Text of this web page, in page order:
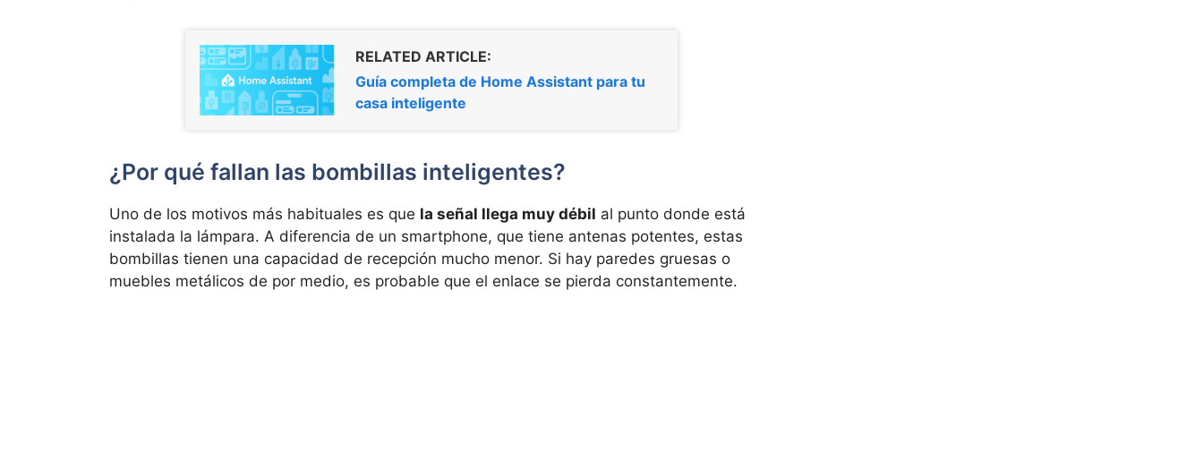
RELATED ARTICLE:
Guía completa de Home Assistant para tu
casa inteligente
¿Por qué fallan las bombillas inteligentes?
Uno de los motivos más habituales es que la señal llega muy débil al punto donde está
instalada la lámpara. A diferencia de un smartphone, que tiene antenas potentes, estas
bombillas tienen una capacidad de recepción mucho menor. Si hay paredes gruesas o
muebles metálicos de por medio, es probable que el enlace se pierda constantemente.